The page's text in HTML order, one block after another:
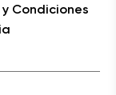
Condiciones